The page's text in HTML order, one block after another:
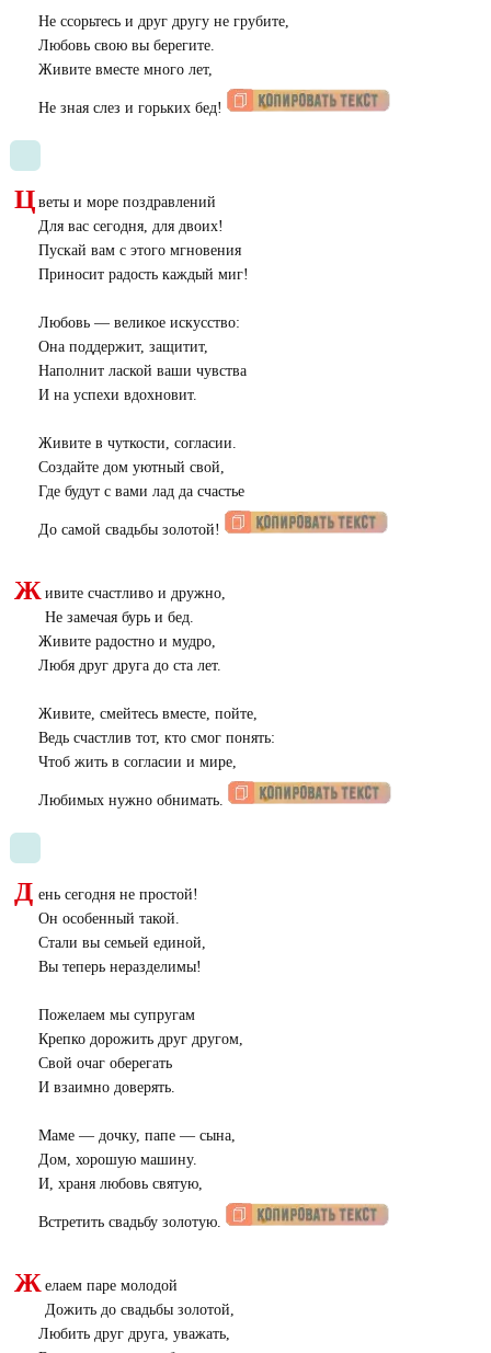
Не ссорьтесь и друг другу не грубите,
Любовь свою вы берегите.
Живите вместе много лет,
Не зная слез и горьких бед!
Ц веты и море поздравлений
Для вас сегодня, для двоих!
Пускай вам с этого мгновения
Приносит радость каждый миг!
Любовь — великое искусство:
Она поддержит, защитит,
Наполнит лаской ваши чувства
И на успехи вдохновит.
Живите в чуткости, согласии.
Создайте дом уютный свой,
Где будут с вами лад да счастье
До самой свадьбы золотой!
Ж ивите счастливо и дружно,
Не замечая бурь и бед.
Живите радостно и мудро,
Любя друг друга до ста лет.
Живите, смейтесь вместе, пойте,
Ведь счастлив тот, кто смог понять:
Чтоб жить в согласии и мире,
Любимых нужно обнимать.
Д ень сегодня не простой!
Он особенный такой.
Стали вы семьей единой,
Вы теперь неразделимы!
Пожелаем мы супругам
Крепко дорожить друг другом,
Свой очаг оберегать
И взаимно доверять.
Маме — дочку, папе — сына,
Дом, хорошую машину.
И, храня любовь святую,
Встретить свадьбу золотую.
Ж елаем паре молодой
Дожить до свадьбы золотой,
Любить друг друга, уважать,